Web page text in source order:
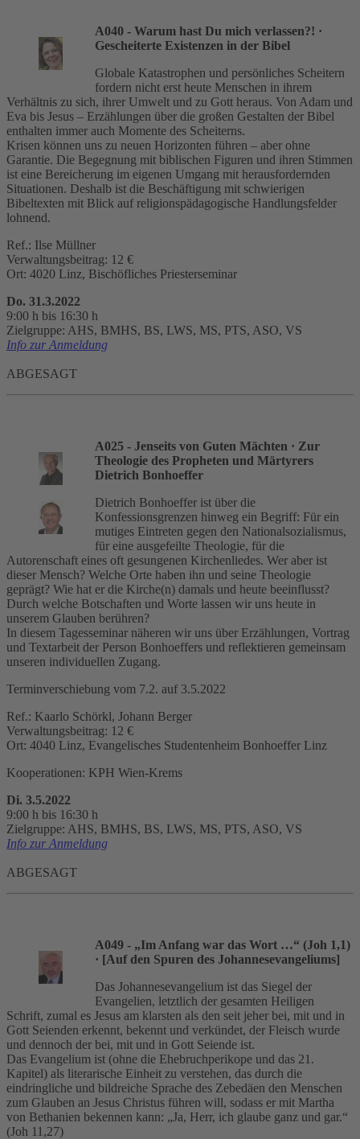
A040 - Warum hast Du mich verlassen?! ·
Gescheiterte Existenzen in der Bibel
Globale Katastrophen und persönliches Scheitern
fordern nicht erst heute Menschen in ihrem
Verhältnis zu sich, ihrer Umwelt und zu Gott heraus. Von Adam und
Eva bis Jesus – Erzählungen über die großen Gestalten der Bibel
enthalten immer auch Momente des Scheiterns.
Krisen können uns zu neuen Horizonten führen – aber ohne
Garantie. Die Begegnung mit biblischen Figuren und ihren Stimmen
ist eine Bereicherung im eigenen Umgang mit herausfordernden
Situationen. Deshalb ist die Beschäftigung mit schwierigen
Bibeltexten mit Blick auf religionspädagogische Handlungsfelder
lohnend.
Ref.: Ilse Müllner
Verwaltungsbeitrag: 12 €
Ort: 4020 Linz, Bischöfliches Priesterseminar
Do. 31.3.2022
9:00 h bis 16:30 h
Zielgruppe: AHS, BMHS, BS, LWS, MS, PTS, ASO, VS
Info zur Anmeldung
ABGESAGT
A025 - Jenseits von Guten Mächten · Zur
Theologie des Propheten und Märtyrers
Dietrich Bonhoeffer
Dietrich Bonhoeffer ist über die
Konfessionsgrenzen hinweg ein Begriff: Für ein
mutiges Eintreten gegen den Nationalsozialismus,
für eine ausgefeilte Theologie, für die
Autorenschaft eines oft gesungenen Kirchenliedes. Wer aber ist
dieser Mensch? Welche Orte haben ihn und seine Theologie
geprägt? Wie hat er die Kirche(n) damals und heute beeinflusst?
Durch welche Botschaften und Worte lassen wir uns heute in
unserem Glauben berühren?
In diesem Tagesseminar näheren wir uns über Erzählungen, Vortrag
und Textarbeit der Person Bonhoeffers und reflektieren gemeinsam
unseren individuellen Zugang.
Terminverschiebung vom 7.2. auf 3.5.2022
Ref.: Kaarlo Schörkl, Johann Berger
Verwaltungsbeitrag: 12 €
Ort: 4040 Linz, Evangelisches Studentenheim Bonhoeffer Linz
Kooperationen: KPH Wien-Krems
Di. 3.5.2022
9:00 h bis 16:30 h
Zielgruppe: AHS, BMHS, BS, LWS, MS, PTS, ASO, VS
Info zur Anmeldung
ABGESAGT
A049 - „Im Anfang war das Wort …“ (Joh 1,1)
· [Auf den Spuren des Johannesevangeliums]
Das Johannesevangelium ist das Siegel der
Evangelien, letztlich der gesamten Heiligen
Schrift, zumal es Jesus am klarsten als den seit jeher bei, mit und in
Gott Seienden erkennt, bekennt und verkündet, der Fleisch wurde
und dennoch der bei, mit und in Gott Seiende ist.
Das Evangelium ist (ohne die Ehebruchperikope und das 21.
Kapitel) als literarische Einheit zu verstehen, das durch die
eindringliche und bildreiche Sprache des Zebedäen den Menschen
zum Glauben an Jesus Christus führen will, sodass er mit Martha
von Bethanien bekennen kann: „Ja, Herr, ich glaube ganz und gar.“
(Joh 11,27)